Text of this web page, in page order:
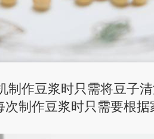
制作豆浆时只需将豆子
次制作豆浆时只需要根